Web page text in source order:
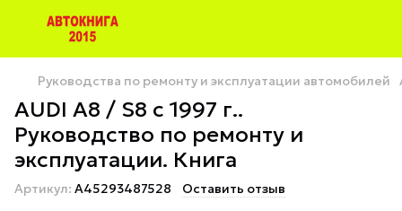
Руководства по ремонту и эксплуатации автомобилей
AUDI A8 / S8 с 1997 г..
Руководство по ремонту и
эксплуатации. Книга
Артикул: A45293487528 Оставить отзыв